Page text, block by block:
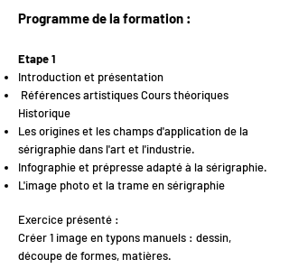
Programme de la formation :
Etape 1
Introduction et présentation
Références artistiques Cours théoriques
Historique
Les origines et les champs d'application de la
sérigraphie dans l'art et l'industrie.
Infographie et prépresse adapté à la sérigraphie.
L'image photo et la trame en sérigraphie
Exercice présenté :
Créer 1 image en typons manuels : dessin,
découpe de formes, matières.